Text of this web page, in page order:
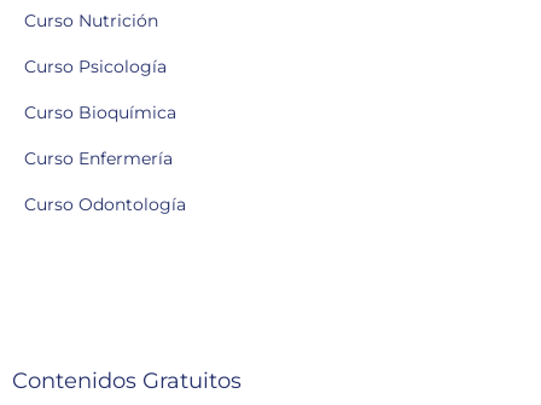
Curso Nutrición
Curso Psicología
Curso Bioquímica
Curso Enfermería
Curso Odontología
Contenidos Gratuitos